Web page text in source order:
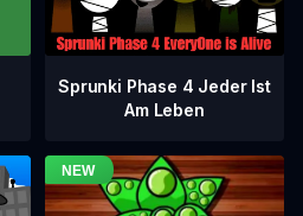
Sprunki Phase 4 Jeder Ist
Am Leben